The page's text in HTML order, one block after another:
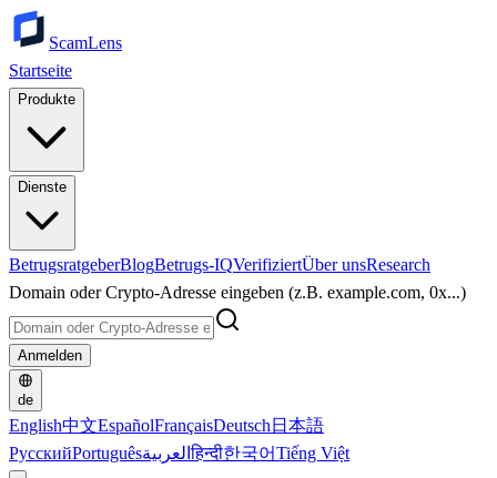
ScamLens
Startseite
Produkte
Dienste
BetrugsratgeberBlogBetrugs-IQVerifiziertÜber unsResearch
Domain oder Crypto-Adresse eingeben (z.B. example.com, 0x...)
Anmelden
de
English中文EspañolFrançaisDeutsch 日本語
РусскийPortuguêsالعربيةहिन्दी한국어Tiếng Việt